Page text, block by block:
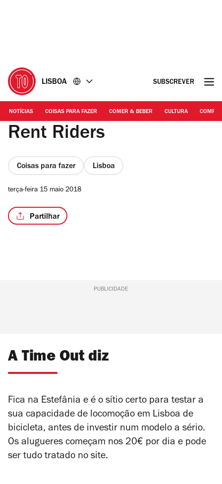
LISBOA SUBSCREVER
NOTÍCIAS COISAS PARA FAZER COMER & BEBER CULTURA
Rent Riders
Coisas para fazer Lisboa
terça-feira 15 maio 2018
Partilhar
PUBLICIDADE
A Time Out diz
Fica na Estefânia e é o sítio certo para testar a
sua capacidade de locomoção em Lisboa de
bicicleta, antes de investir num modelo a sério.
Os alugueres começam nos 20€ por dia e pode
ser tudo tratado no site.